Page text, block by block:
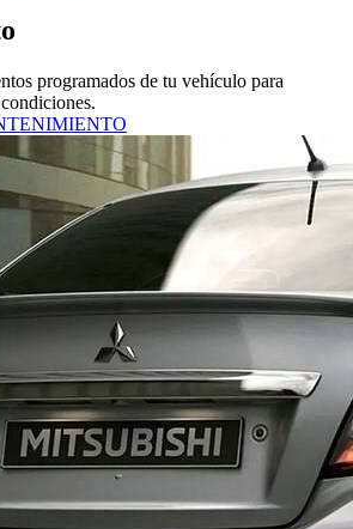
programados de tu vehículo para